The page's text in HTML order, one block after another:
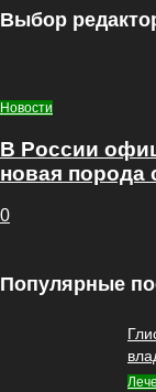
Выбор
Новости
В России
новая порода
0
Популярные